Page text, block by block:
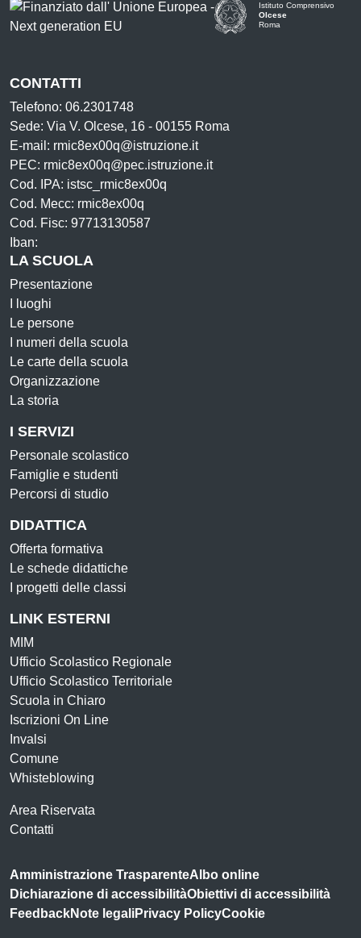
Istituto Comprensivo
Olcese
Roma
CONTATTI
Telefono: 06.2301748
Sede: Via V. Olcese, 16 - 00155 Roma
E-mail: rmic8ex00q@istruzione.it
PEC: rmic8ex00q@pec.istruzione.it
Cod. IPA: istsc_rmic8ex00q
Cod. Mecc: rmic8ex00q
Cod. Fisc: 97713130587
Iban:
LA SCUOLA
Presentazione
I luoghi
Le persone
I numeri della scuola
Le carte della scuola
Organizzazione
La storia
I SERVIZI
Personale scolastico
Famiglie e studenti
Percorsi di studio
DIDATTICA
Offerta formativa
Le schede didattiche
I progetti delle classi
LINK ESTERNI
MIM
Ufficio Scolastico Regionale
Ufficio Scolastico Territoriale
Scuola in Chiaro
Iscrizioni On Line
Invalsi
Comune
Whisteblowing
Area Riservata
Contatti
Amministrazione TrasparenteAlbo online
Dichiarazione di accessibilitàObiettivi di accessibilità
FeedbackNote legaliPrivacy PolicyCookie